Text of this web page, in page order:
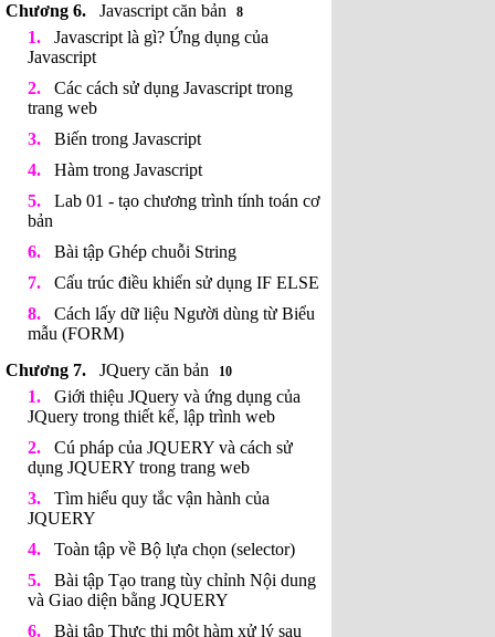
Javascript căn bản
8
Javascript là gì? Ứng dụng của
Javascript
Các cách sử dụng Javascript trong
trang web
Biến trong Javascript
Hàm trong Javascript
Lab 01 - tạo chương trình tính toán cơ
bản
Bài tập Ghép chuỗi String
Cấu trúc điều khiển sử dụng IF ELSE
Cách lấy dữ liệu Người dùng từ Biểu
mẫu (FORM)
JQuery căn bản
10
Giới thiệu JQuery và ứng dụng của
JQuery trong thiết kế, lập trình web
Cú pháp của JQUERY và cách sử
dụng JQUERY trong trang web
Tìm hiểu quy tắc vận hành của
JQUERY
Toàn tập về Bộ lựa chọn (selector)
Bài tập Tạo trang tùy chỉnh Nội dung
và Giao diện bằng JQUERY
Bài tập Thực thi một hàm xử lý sau